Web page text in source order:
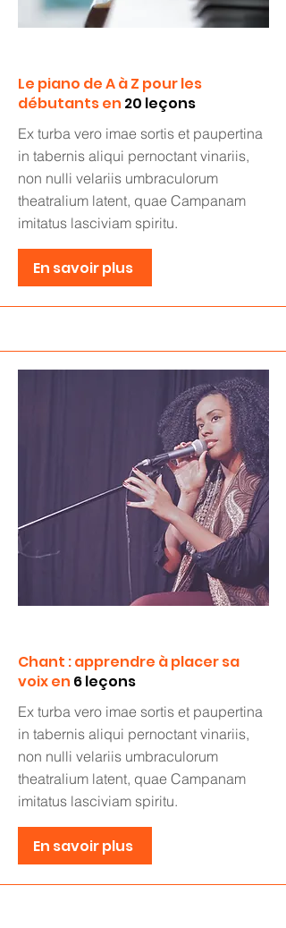
Le piano de A à Z pour les
débutants en 20 leçons
Ex turba vero imae sortis et paupertina
in tabernis aliqui pernoctant vinariis,
non nulli velariis umbraculorum
theatralium latent, quae Campanam
imitatus lasciviam spiritu.
En savoir plus
Chant : apprendre à placer sa
voixen 6 leçons
Ex turba vero imae sortis et paupertina
in tabernis aliqui pernoctant vinariis,
non nulli velariis umbraculorum
theatralium latent, quae Campanam
imitatus lasciviam spiritu.
En savoir plus